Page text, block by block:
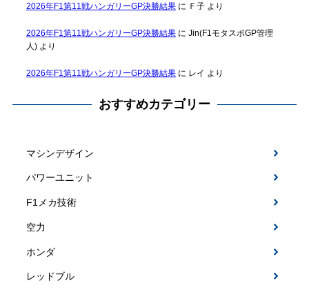
2026年F1第11戦ハンガリーGP決勝結果に Ｆ子より
2026年F1第11戦ハンガリーGP決勝結果に Jin(F1モタスポGP管理
人)より
2026年F1第11戦ハンガリーGP決勝結果に レイ より
おすすめカテゴリー
マシンデザイン
パワーユニット
F1メカ技術
空力
ホンダ
レッドブル